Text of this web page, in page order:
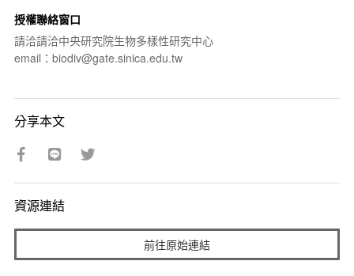
授權聯絡窗口
請洽請洽中央研究院生物多樣性研究中心
email：biodiv@gate.sinica.edu.tw
分享本文
資源連結
前往原始連結